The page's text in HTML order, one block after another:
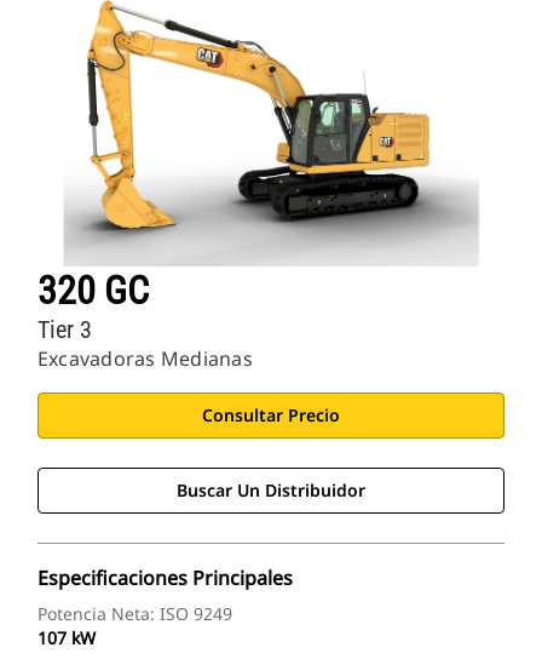
320 GC
Excavadoras Medianas
Tier 3
Consultar Precio
Buscar Un Distribuidor
Especificaciones Principales
Potencia Neta: ISO 9249
107 kW